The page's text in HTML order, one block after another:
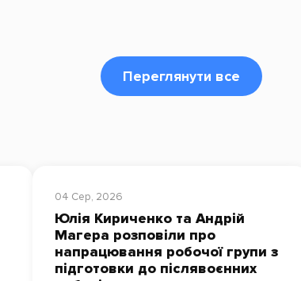
Переглянути все
04 Сер, 2026
Юлія Кириченко та Андрій
Магера розповіли про
напрацювання робочої групи з
підготовки до післявоєнних